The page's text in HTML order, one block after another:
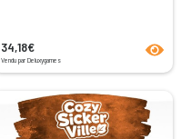
34,18€
Vendu par Deluxygames